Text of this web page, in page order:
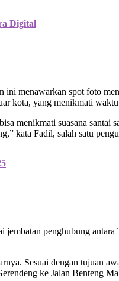
Digital
menawarkan spot foto
kota, yang menikmati
menikmati suasana
kata Fadil, salah satu
penghubung
Sesuai dengan tujuan
ke Jalan Benteng